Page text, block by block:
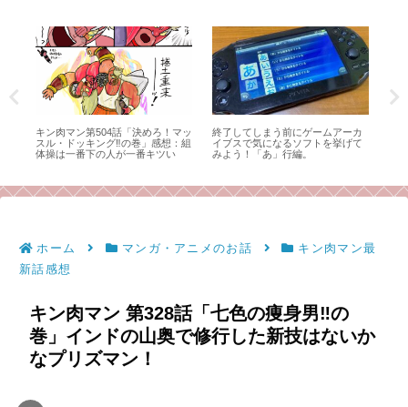
キン肉マン第504話「決めろ！マッ
スル・ドッキング‼の巻」感想：組
体操は一番下の人が一番キツい
終了してしまう前にゲームアーカ
イブスで気になるソフトを挙げて
みよう！「あ」行編。
ホーム マンガ・アニメのお話
キン肉マン最
新話感想
キン肉マン 第328話「七色の痩身男‼︎の
巻」インドの山奥で修行した新技はないか
なプリズマン！